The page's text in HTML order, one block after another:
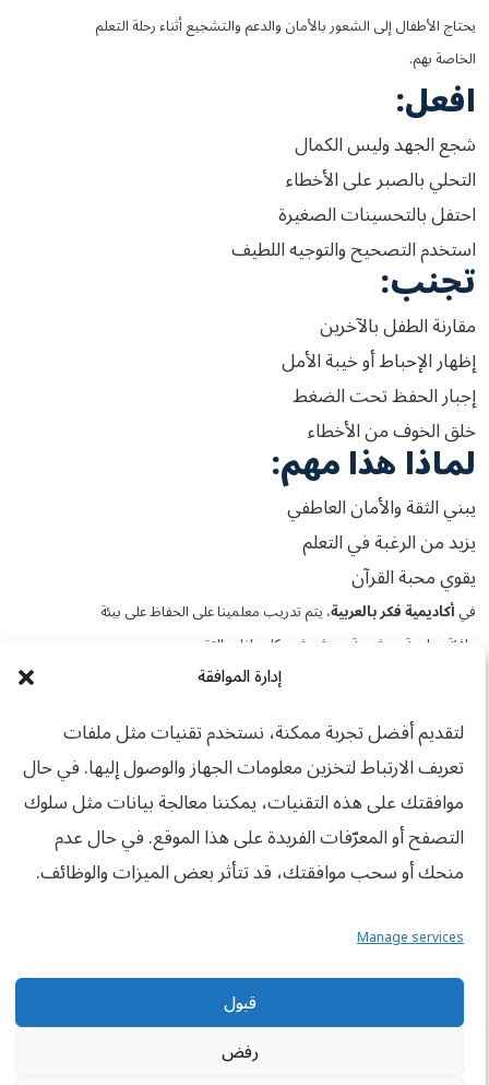
إدارة الموافقة
لتقديم أفضل تجربة ممكنة، نستخدم تقنيات مثل ملفات
تعريف الارتباط لتخزين معلومات الجهاز والوصول إليها. في حال
موافقتك على هذه التقنيات، يمكننا معالجة بيانات مثل سلوك
التصفح أو المعرّفات الفريدة على هذا الموقع. في حال عدم
منحك أو سحب موافقتك، قد تتأثر بعض الميزات والوظائف.
Manage services
قبول
رفض
يحتاج الأطفال إلى الشعور بالأمان والدعم والتشجيع أثناء رحلة التعلم
الخاصة بهم.
افعل:
شجع الجهد وليس الكمال
التحلي بالصبر على الأخطاء
احتفل بالتحسينات الصغيرة
استخدم التصحيح والتوجيه اللطيف
تجنب:
مقارنة الطفل بالآخرين
إظهار الإحباط أو خيبة الأمل
إجبار الحفظ تحت الضغط
خلق الخوف من الأخطاء
لماذا هذا مهم:
يبني الثقة والأمان العاطفي
يزيد من الرغبة في التعلم
يقوي محبة القرآن
فيأكاديمية فكر بالعربية، يتم تدريب معلمينا على الحفاظ على بيئة
دافئة وداعمة ومشجعة حيث يشعر كل طفل بالتقدير.
طرق ممتعة لتعلّم العربية من أجل القرآن – دليل شامل لتعلّم
تفاعلي وفعّال
13. فوائد دروس القرآن
الكريم الاحترافية للأطفال
على الرغم من أن التعلم المنزلي مفيد، إلا أن البرامج المنظمة توفر
التوجيه والاتساق والدعم المهني الذي يمكن أن يحسن النتائج بشكل
التعلم الصحيح منذ البداية.
فوائد البرامج المنظمة:
درس تجريبي مجاني